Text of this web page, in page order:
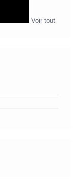
Voir tout